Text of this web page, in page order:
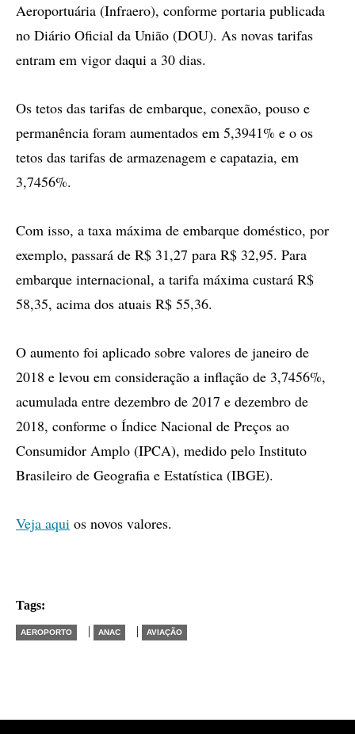
Aeroportuária (Infraero), conforme portaria publicada
no Diário Oficial da União (DOU). As novas tarifas
entram em vigor daqui a 30 dias.
Os tetos das tarifas de embarque, conexão, pouso e
permanência foram aumentados em 5,3941% e o os
tetos das tarifas de armazenagem e capatazia, em
3,7456%.
Com isso, a taxa máxima de embarque doméstico, por
exemplo, passará de R$ 31,27 para R$ 32,95. Para
embarque internacional, a tarifa máxima custará R$
58,35, acima dos atuais R$ 55,36.
O aumento foi aplicado sobre valores de janeiro de
2018 e levou em consideração a inflação de 3,7456%,
acumulada entre dezembro de 2017 e dezembro de
2018, conforme o Índice Nacional de Preços ao
Consumidor Amplo (IPCA), medido pelo Instituto
Brasileiro de Geografia e Estatística (IBGE).
Veja aqui os novos valores.
Tags:
AEROPORTO | ANAC | AVIAÇÃO